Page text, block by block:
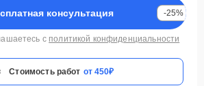
консультация -25%
с политикой конфиденциальности
Стоимость работ от 450₽